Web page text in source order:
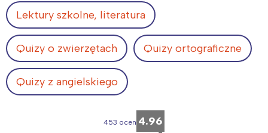
Lektury szkolne, literatura
Quizy o zwierzętach Quizy ortograficzne
Quizy z angielskiego
453 ocen 4.96